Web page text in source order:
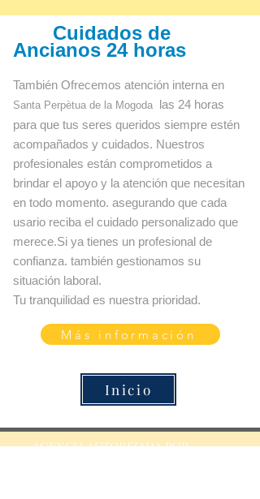
Cuidados de
Ancianos 24 horas
También Ofrecemos atención interna en
Santa Perpètua de la Mogoda las 24 horas
para que tus seres queridos siempre estén
acompañados y cuidados. Nuestros
profesionales están comprometidos a
brindar el apoyo y la atención que necesitan
en todo momento. asegurando que cada
usario reciba el cuidado personalizado que
merece.Si ya tienes un profesional de
confianza. también gestionamos su
situación laboral.
Tu tranquilidad es nuestra prioridad.
Más información
Inicio
AGENCIA AUTORIZADA POR